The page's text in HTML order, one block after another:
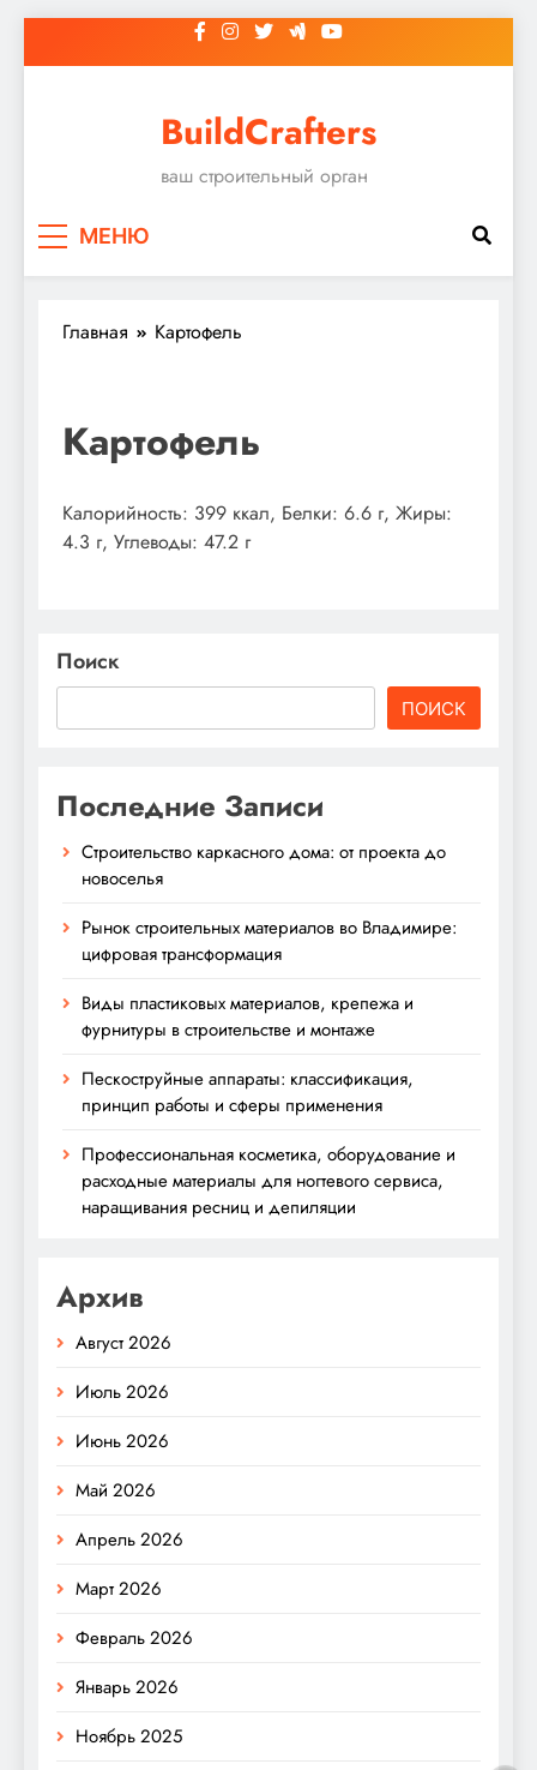
к
BuildCrafters
ваш строительный орган
МЕНЮ
Главная Картофель
Картофель
Калорийность: 399 ккал, Белки: 6.6 г, Жиры:
4.3 г, Углеводы: 47.2 г
Поиск
ПОИСК
Последние Записи
Строительство каркасного дома: от проекта до
новоселья
Рынок строительных материалов во Владимире:
цифровая трансформация
Виды пластиковых материалов, крепежа и
фурнитуры в строительстве и монтаже
Пескоструйные аппараты: классификация,
принцип работы и сферы применения
Профессиональная косметика, оборудование и
расходные материалы для ногтевого сервиса,
наращивания ресниц и депиляции
Архив
Август 2026
Июль 2026
Июнь 2026
Май 2026
Апрель 2026
Март 2026
Февраль 2026
Январь 2026
Ноябрь 2025